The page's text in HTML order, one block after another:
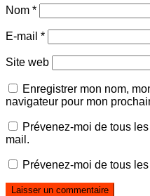
Nom *
E-mail *
Site web
Enregistrer mon nom,
navigateur pour mon
Prévenez-moi de tous
mail.
Prévenez-moi de tous